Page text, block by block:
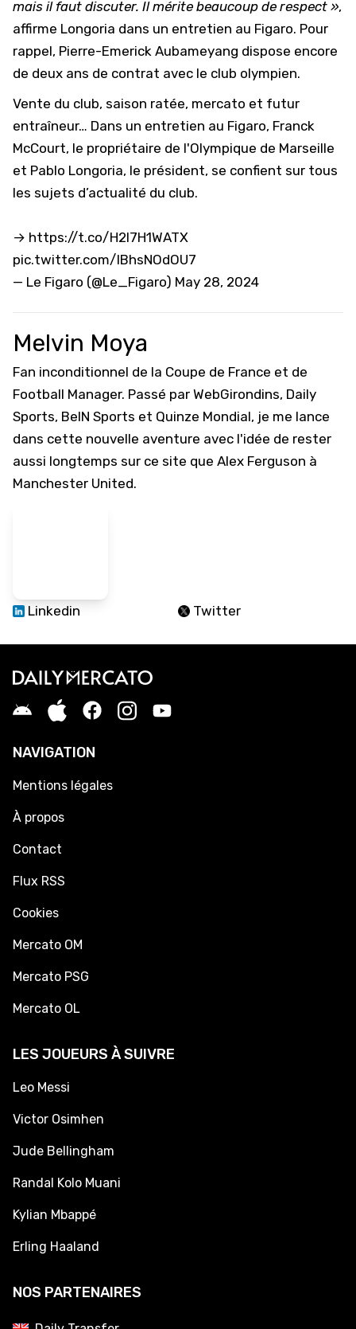
mais il faut discuter. Il mérite beaucoup de respect »,
affirme Longoria dans un entretien au Figaro. Pour
rappel, Pierre-Emerick Aubameyang dispose encore
de deux ans de contrat avec le club olympien.
Vente du club, saison ratée, mercato et futur
entraîneur… Dans un entretien au Figaro, Franck
McCourt, le propriétaire de l'Olympique de Marseille
et Pablo Longoria, le président, se confient sur tous
les sujets d’actualité du club.
→ https://t.co/H2I7H1WATX
pic.twitter.com/IBhsNOdOU7
— Le Figaro (@Le_Figaro) May 28, 2024
Melvin Moya
Fan inconditionnel de la Coupe de France et de
Football Manager. Passé par WebGirondins, Daily
Sports, BeIN Sports et Quinze Mondial, je me lance
dans cette nouvelle aventure avec l'idée de rester
aussi longtemps sur ce site que Alex Ferguson à
Manchester United.
Linkedin Twitter
NAVIGATION
Mentions légales
À propos
Contact
Flux RSS
Cookies
Mercato OM
Mercato PSG
Mercato OL
LES JOUEURS À SUIVRE
Leo Messi
Victor Osimhen
Jude Bellingham
Randal Kolo Muani
Kylian Mbappé
Erling Haaland
NOS PARTENAIRES